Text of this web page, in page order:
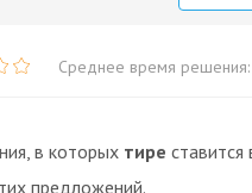
Среднее время решения:
в которых тире
предложений.